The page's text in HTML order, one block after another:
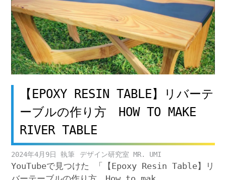
【EPOXY RESIN TABLE】リバーテ
ーブルの作り方 HOW TO MAKE
RIVER TABLE
2024年4月9日 デザイン研究室 MR. UMI
YouTubeで見つけた 「【Epoxy Resin Table】リ